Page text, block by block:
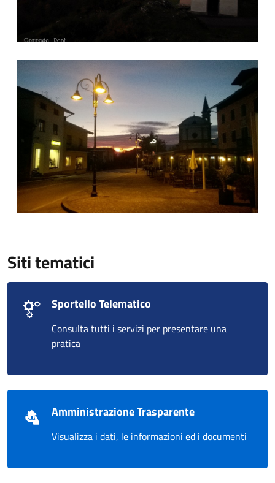
Siti tematici
Sportello Telematico
Consulta tutti i servizi per presentare una
pratica
Amministrazione Trasparente
Visualizza i dati, le informazioni ed i documenti